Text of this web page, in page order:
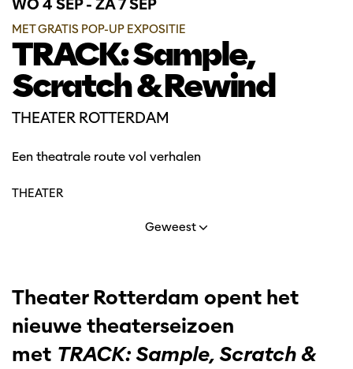
TRACK: Sample,
Scratch & Rewind
THEATER ROTTERDAM
MET GRATIS POP-UP EXPOSITIE
WO 4 SEP- ZA 7 SEP
Een theatrale route vol verhalen
THEATER
Geweest
Theater Rotterdam opent het
nieuwe theaterseizoen
met TRACK: Sample, Scratch &